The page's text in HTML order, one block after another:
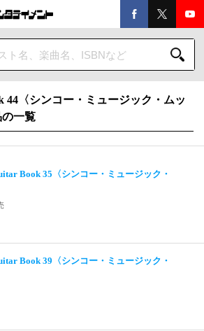
44〈シンコー・ミュージック・ムッ
一覧
Book 35〈シンコー・ミュージック・
Book 39〈シンコー・ミュージック・